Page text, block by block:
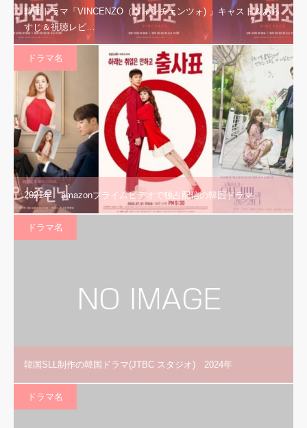
韓国ドラマ「VINCENZO（ヴィンチェンツォ) 」キャスト＆あら
すじ＆視聴レビ…
ドラマ名
2021年 amazonプライムビデオで独占配信の韓国ドラマ
ドラマ名
韓国SLL制作の韓国ドラマ(JTBC スタジオ) 2024年
ドラマ名